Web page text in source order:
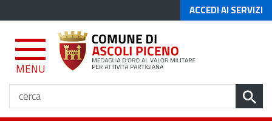
ACCEDI AI SERVIZI
MENU